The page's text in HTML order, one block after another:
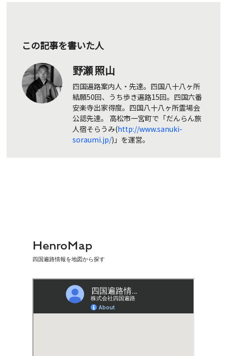
この記事を書いた人
野瀬 照山
四国遍路案内人・先達。四国八十八ヶ所
結願50回、うち歩き遍路15回。四国六番
安楽寺出家得度。四国八十八ヶ所霊場会
公認先達。 高松市一宮町で「だんらん旅
人宿そらうみ(http://www.sanuki-
soraumi.jp/)」を運営。
HenroMap
四国遍路情報を地図から探す